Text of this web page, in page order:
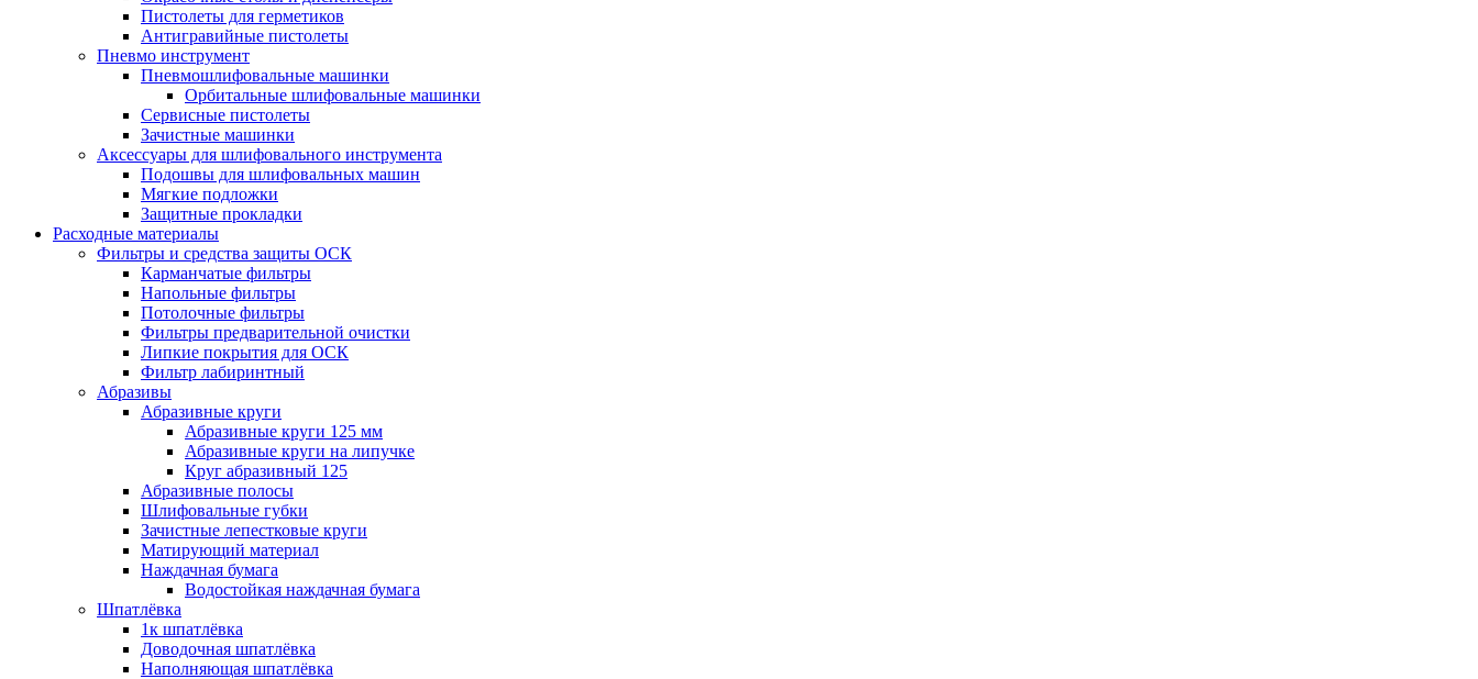
Пистолеты для герметиков
Антигравийные пистолеты
Пневмо инструмент
Пневмошлифовальные машинки
Орбитальные шлифовальные машинки
Сервисные пистолеты
Зачистные машинки
Аксессуары для шлифовального инструмента
Подошвы для шлифовальных машин
Мягкие подложки
Защитные прокладки
Расходные материалы
Фильтры и средства защиты ОСК
Карманчатые фильтры
Напольные фильтры
Потолочные фильтры
Фильтры предварительной очистки
Липкие покрытия для ОСК
Фильтр лабиринтный
Абразивы
Абразивные круги
Абразивные круги 125 мм
Абразивные круги на липучке
Круг абразивный 125
Абразивные полосы
Шлифовальные губки
Зачистные лепестковые круги
Матирующий материал
Наждачная бумага
Водостойкая наждачная бумага
Шпатлёвка
1к шпатлёвка
Доводочная шпатлёвка
Наполняющая шпатлёвка